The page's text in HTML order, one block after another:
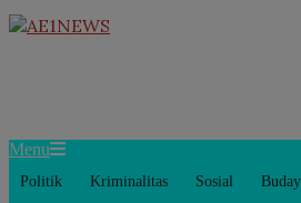
Skip
to
Primary
Menu
Menu
Politik Kriminalitas Sosial